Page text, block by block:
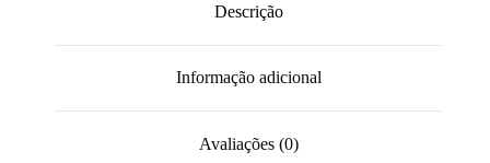
Descrição
Informação adicional
Avaliações (0)